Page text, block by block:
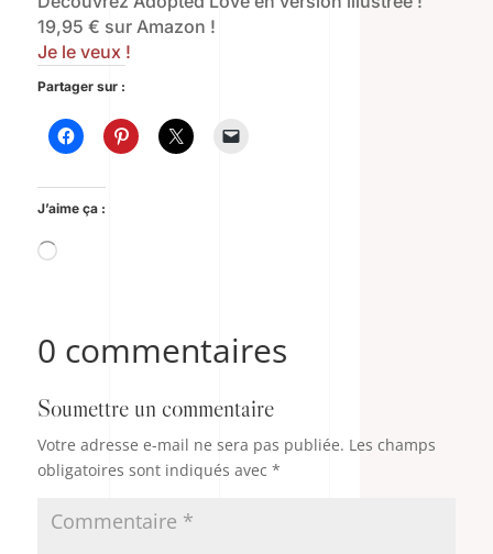
19,95 € sur Amazon !
Je le veux !
Partager sur :
J’aime ça :
Chargement…
0 commentaires
Soumettre un commentaire
Votre adresse e-mail ne sera pas publiée. Les champs
obligatoires sont indiqués avec *